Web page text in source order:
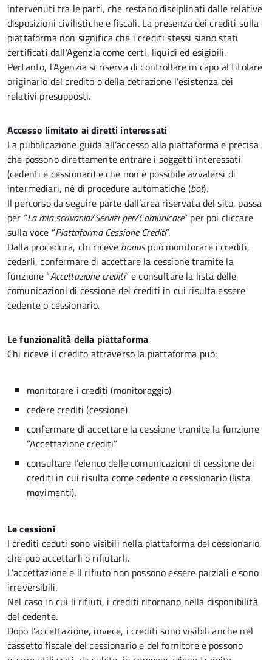
intervenuti tra le parti, che restano disciplinati dalle relative
disposizioni civilistiche e fiscali. La presenza dei crediti sulla
piattaforma non significa che i crediti stessi siano stati
certificati dall’Agenzia come certi, liquidi ed esigibili.
Pertanto, l’Agenzia si riserva di controllare in capo al titolare
originario del credito o della detrazione l’esistenza dei
relativi presupposti.
Accesso limitato ai diretti interessati
La pubblicazione guida all’accesso alla piattaforma e precisa
che possono direttamente entrare i soggetti interessati
(cedenti e cessionari) e che non è possibile avvalersi di
intermediari, né di procedure automatiche (bot).
Il percorso da seguire parte dall’area riservata del sito, passa
per “La mia scrivania/Servizi per/Comunicare” per poi cliccare
sulla voce “Piattaforma Cessione Crediti”.
Dalla procedura, chi riceve bonuspuò monitorare i crediti,
cederli, confermare di accettare la cessione tramite la
funzione “Accettazione crediti” e consultare la lista delle
comunicazioni di cessione dei crediti in cui risulta essere
cedente o cessionario.
Le funzionalità della piattaforma
Chi riceve il credito attraverso la piattaforma può:
monitorare i crediti (monitoraggio)
cedere crediti (cessione)
confermare di accettare la cessione tramite la funzione
“Accettazione crediti”
consultare l’elenco delle comunicazioni di cessione dei
crediti in cui risulta come cedente o cessionario (lista
movimenti).
Le cessioni
I crediti ceduti sono visibili nella piattaforma del cessionario,
che può accettarli o rifiutarli.
L’accettazione e il rifiuto non possono essere parziali e sono
irreversibili.
Nel caso in cui li rifiuti, i crediti ritornano nella disponibilità
del cedente.
Dopo l’accettazione, invece, i crediti sono visibili anche nel
cassetto fiscale del cessionario e del fornitore e possono